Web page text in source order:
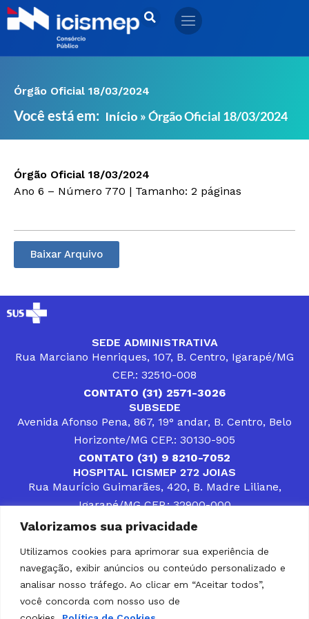
Valorizamos sua privacidade
Utilizamos cookies para aprimorar sua experiência de
navegação, exibir anúncios ou conteúdo personalizado e
analisar nosso tráfego. Ao clicar em “Aceitar todos”,
você concorda com nosso uso de
Ir
para
Órgão Oficial 18/03/2024
Você está em: Início »Órgão Oficial 18/03/2024
Órgão Oficial 18/03/2024
Ano 6 – Número 770 | Tamanho: 2 páginas
Baixar Arquivo
SEDE ADMINISTRATIVA
Rua Marciano Henriques, 107, B. Centro, Igarapé/MG
CEP.: 32510-008
CONTATO (31) 2571-3026
SUBSEDE
Avenida Afonso Pena, 867, 19° andar, B. Centro, Belo
Horizonte/MG CEP.: 30130-905
CONTATO (31) 9 8210-7052
HOSPITAL ICISMEP 272 JOIAS
Rua Maurício Guimarães, 420, B. Madre Liliane,
Igarapé/MG CEP.: 32900-000
CONTATOS (31) 3512-4400 ou (31) 9 8309-8660
DESENVOLVER SOLUÇÕES, AÇÕES E SERVIÇOS
PÚBLICOS QUE COMPLEMENTEM A ASSISTÊNCIA À
POPULAÇÃO DA REGIÃO EM QUE ATUA, SENDO
PARCEIRO DOS MUNICÍPIOS CONSORCIADOS NA
SOLUÇÃO DE DIFICULDADES ENFRENTADAS POR
GESTORES MUNICIPAIS, É O COMPROMISSO DO
ICISMEP.